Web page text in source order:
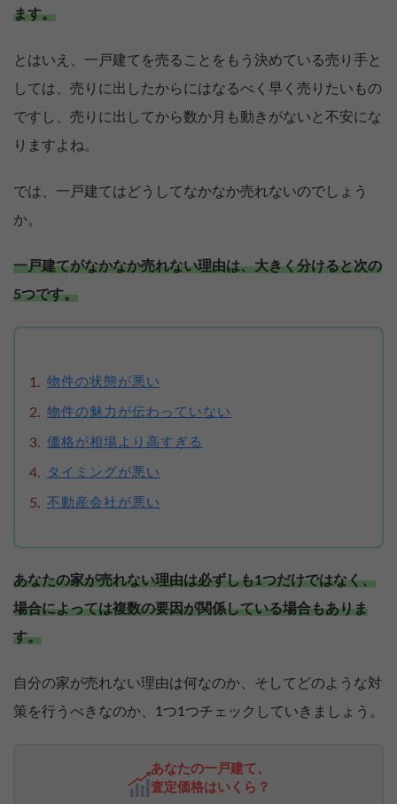
ます。
とはいえ、一戸建てを売ることをもう決めている売り手と
しては、売りに出したからにはなるべく早く売りたいもの
ですし、売りに出してから数か月も動きがないと不安にな
りますよね。
では、一戸建てはどうしてなかなか売れないのでしょう
か。
一戸建てがなかなか売れない理由は、大きく分けると次の
5つです。
物件の状態が悪い
物件の魅力が伝わっていない
価格が相場より高すぎる
タイミングが悪い
不動産会社が悪い
あなたの家が売れない理由は必ずしも1つだけではなく、
場合によっては複数の要因が関係している場合もありま
す。
自分の家が売れない理由は何なのか、そしてどのような対
策を行うべきなのか、1つ1つチェックしていきましょう。
あなたの一戸建て、
査定価格はいくら？